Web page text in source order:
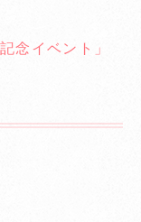
念イベント」